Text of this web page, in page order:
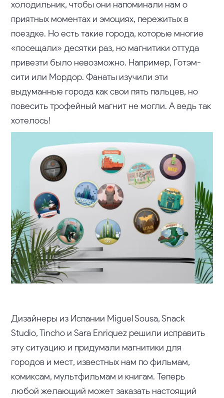
холодильник, чтобы они напоминали нам о
приятных моментах и эмоциях, пережитых в
поездке. Но есть такие города, которые многие
«посещали» десятки раз, но магнитики оттуда
привезти было невозможно. Например, Готэм-
сити или Мордор. Фанаты изучили эти
выдуманные города как свои пять пальцев, но
повесить трофейный магнит не могли. А ведь так
хотелось!
Дизайнеры из Испании Miguel Sousa, Snack
Studio, Tincho и Sara Enriquez решили исправить
эту ситуацию и придумали магнитики для
городов и мест, известных нам по фильмам,
комиксам, мультфильмам и книгам. Теперь
любой желающий может заказать настоящий